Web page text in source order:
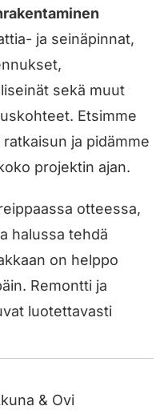
ja seinäpinnat,
sekä muut
Etsimme
ja pidämme
projektin ajan.
otteessa,
halussa tehdä
on helppo
Remontti ja
luotettavasti
& Ovi